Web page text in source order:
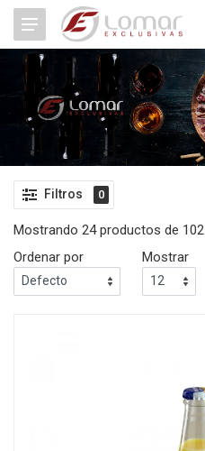
Filtros 0
Mostrando 24 productos de 102
Ordenar por
Mostrar